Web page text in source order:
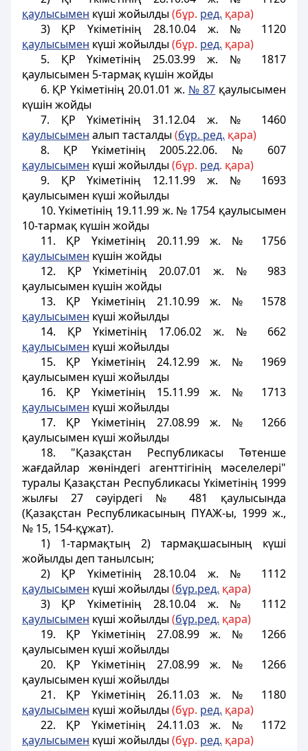
қаулысымен күші жойылды(бұр. ред. қара)
3) ҚР Үкіметінің 28.10.04 ж. № 1120
қаулысымен күші жойылды(бұр. ред. қара)
5. ҚР Үкіметінің 25.03.99 ж. № 1817
қаулысымен 5-тармақ күшін жойды
6. ҚР Үкіметінің 20.01.01 ж. № 87 қаулысымен
күшін жойды
7. ҚР Үкіметінің 31.12.04 ж. № 1460
қаулысымен алып тасталды(бұр. ред. қара)
8. ҚР Үкіметінің 2005.22.06. № 607
қаулысымен күші жойылды(бұр. ред. қара)
9. ҚР Үкіметінің 12.11.99 ж. № 1693
қаулысымен күші жойылды
10. Үкіметінің 19.11.99 ж. № 1754 қаулысымен
10-тармақ күшін жойды
11. ҚР Үкіметінің 20.11.99 ж. № 1756
қаулысымен күшін жойды
12. ҚР Үкіметінің 20.07.01 ж. № 983
қаулысымен күшін жойды
13. ҚР Үкіметінің 21.10.99 ж. № 1578
қаулысымен күші жойылды
14. ҚР Үкіметінің 17.06.02 ж. № 662
қаулысымен күші жойылды
15. ҚР Үкіметінің 24.12.99 ж. № 1969
қаулысымен күші жойылды
16. ҚР Үкіметінің 15.11.99 ж. № 1713
қаулысымен күші жойылды
17. ҚР Үкіметінің 27.08.99 ж. № 1266
қаулысымен күші жойылды
18. "Қазақстан Республикасы Төтенше
жағдайлар жөнiндегі агенттігінің мәселелерi"
туралы Қазақстан Республикасы Yкіметінiң 1999
жылғы 27 сәуірдегі № 481 қаулысында
(Қазақстан Республикасының ПYАЖ-ы, 1999 ж.,
№ 15, 154-құжат).
1) 1-тармақтың 2) тармақшасының күшi
жойылды деп танылсын;
2) ҚР Үкіметінің 28.10.04 ж. № 1112
қаулысымен күші жойылды(бұр.ред. қара)
3) ҚР Үкіметінің 28.10.04 ж. № 1112
қаулысымен күші жойылды(бұр.ред. қара)
19. ҚР Үкіметінің 27.08.99 ж. № 1266
қаулысымен күші жойылды
20. ҚР Үкіметінің 27.08.99 ж. № 1266
қаулысымен күші жойылды
21. ҚР Үкіметінің 26.11.03 ж. № 1180
қаулысымен күші жойылды(бұр. ред. қара)
22. ҚР Үкіметінің 24.11.03 ж. № 1172
қаулысымен күші жойылды(бұр. ред. қара)